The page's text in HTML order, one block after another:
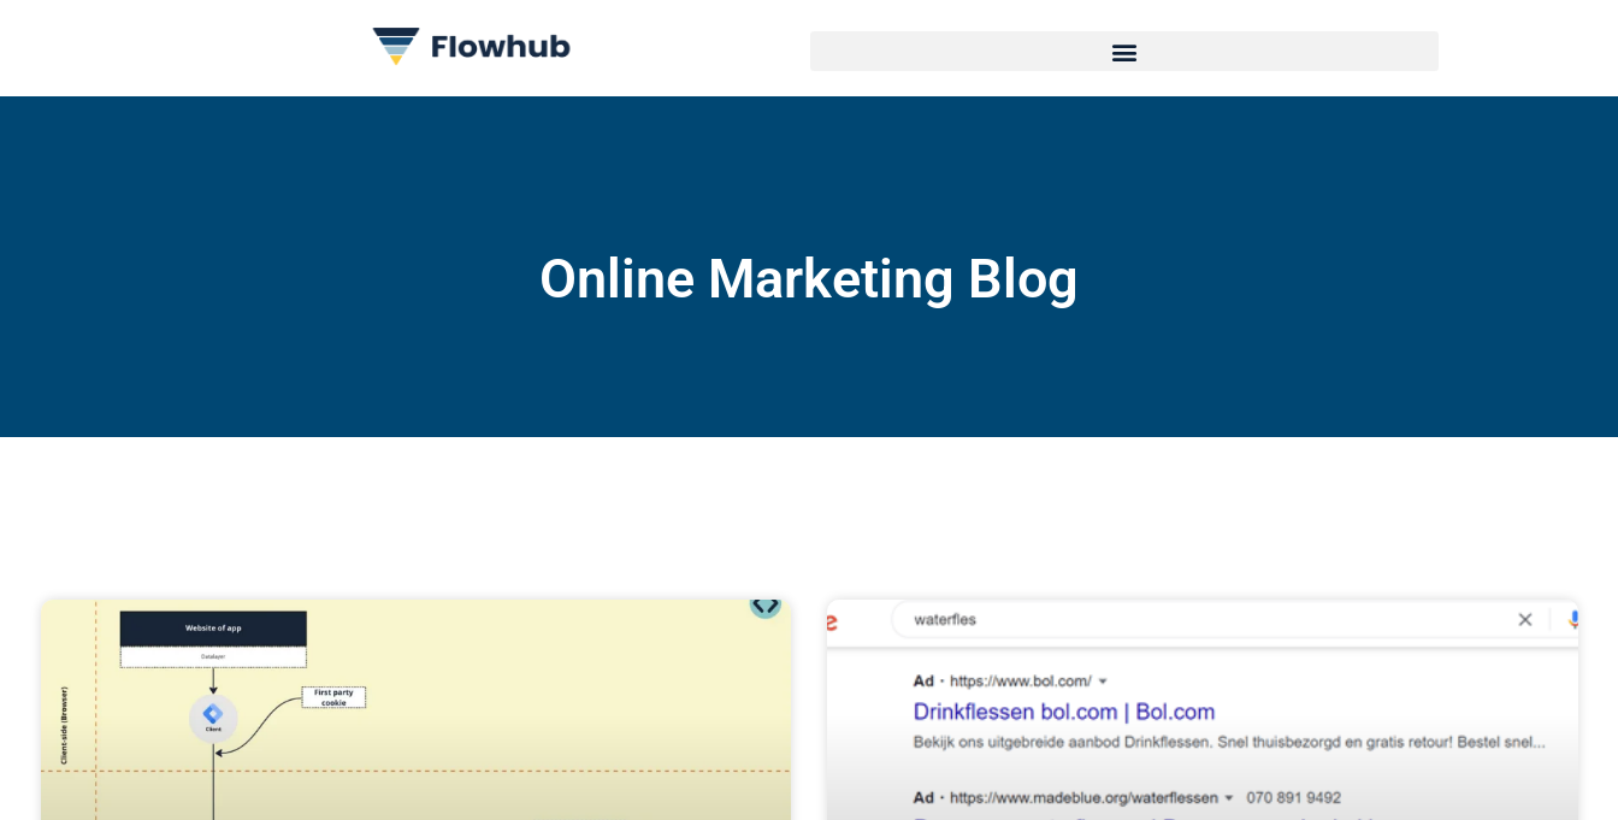
Online Marketing Blog